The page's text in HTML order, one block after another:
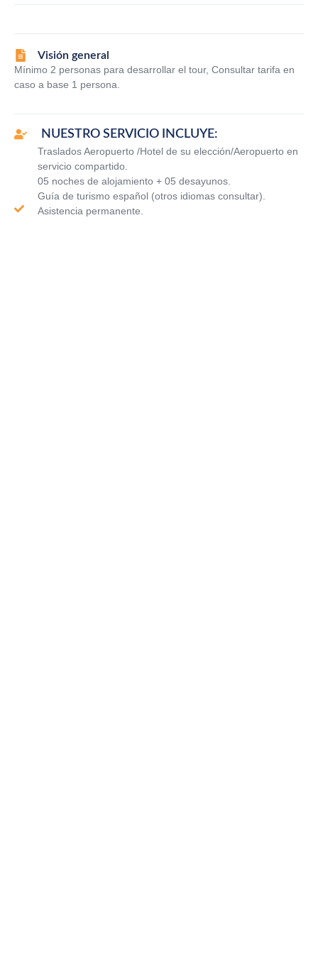
Visión general
Mínimo 2 personas para desarrollar el tour, Consultar tarifa en
caso a base 1 persona.
NUESTRO SERVICIO INCLUYE:
Traslados Aeropuerto /Hotel de su elección/Aeropuerto en
servicio compartido.
05 noches de alojamiento + 05 desayunos.
Guía de turismo español (otros idiomas consultar).
Asistencia permanente.